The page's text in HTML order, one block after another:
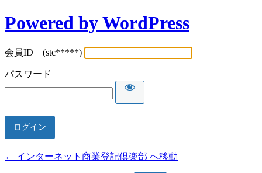
Powered by WordPress
会員ID (stc*****)
パスワード
← インターネット商業登記倶楽部 へ移動